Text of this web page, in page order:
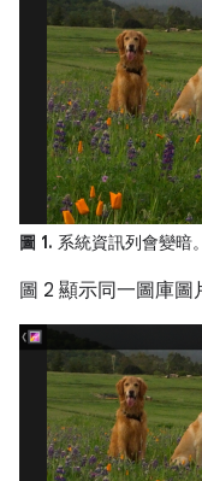
圖 1. 系統資訊列會變暗。
圖 2 顯示同一圖庫圖